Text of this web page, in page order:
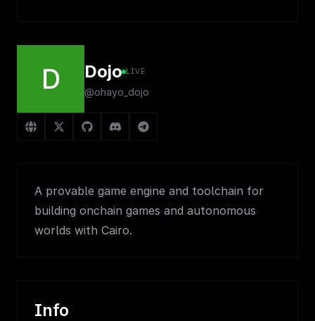
D Dojo LIVE
@ohayo_dojo
A provable game engine and toolchain for
building onchain games and autonomous
worlds with Cairo.
Info